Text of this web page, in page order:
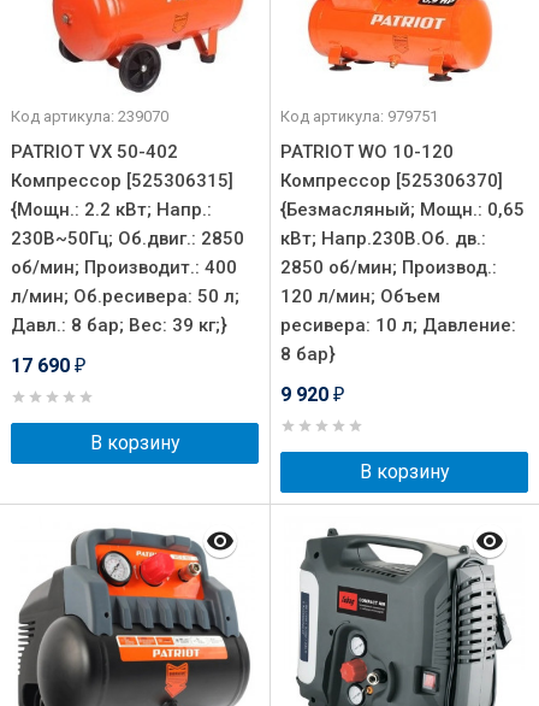
Код артикула: 239070
PATRIOT VX 50-402
Компрессор [525306315]
{Мощн.: 2.2 кВт; Напр.:
230В~50Гц; Об.двиг.: 2850
об/мин; Производит.: 400
л/мин; Об.ресивера: 50 л;
Давл.: 8 бар; Вес: 39 кг;}
17 690 ₽
В корзину
Код артикула: 979751
PATRIOT WO 10-120
Компрессор [525306370]
{Безмасляный; Мощн.: 0,65
кВт; Напр.230В.Об. дв.:
2850 об/мин; Производ.:
120 л/мин; Объем
ресивера: 10 л; Давление:
8 бар}
9 920 ₽
В корзину